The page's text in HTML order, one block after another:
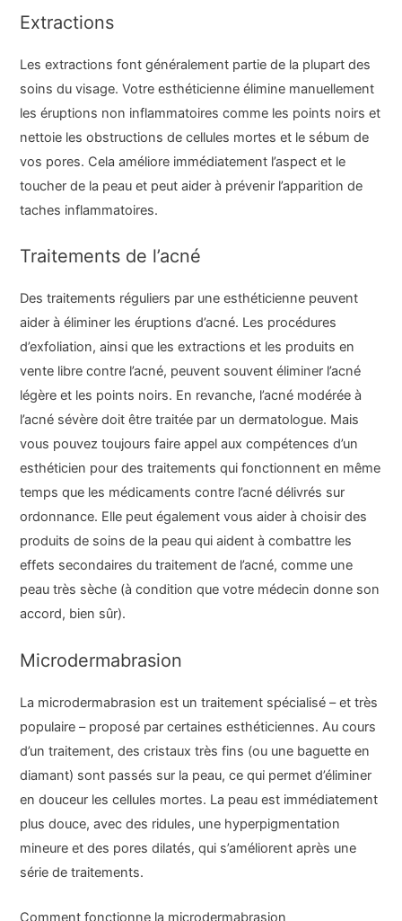
Extractions
Les extractions font généralement partie de la plupart des
soins du visage. Votre esthéticienne élimine manuellement
les éruptions non inflammatoires comme les points noirs et
nettoie les obstructions de cellules mortes et le sébum de
vos pores. Cela améliore immédiatement l’aspect et le
toucher de la peau et peut aider à prévenir l’apparition de
taches inflammatoires.
Traitements de l’acné
Des traitements réguliers par une esthéticienne peuvent
aider à éliminer les éruptions d’acné. Les procédures
d’exfoliation, ainsi que les extractions et les produits en
vente libre contre l’acné, peuvent souvent éliminer l’acné
légère et les points noirs. En revanche, l’acné modérée à
l’acné sévère doit être traitée par un dermatologue. Mais
vous pouvez toujours faire appel aux compétences d’un
esthéticien pour des traitements qui fonctionnent en même
temps que les médicaments contre l’acné délivrés sur
ordonnance. Elle peut également vous aider à choisir des
produits de soins de la peau qui aident à combattre les
effets secondaires du traitement de l’acné, comme une
peau très sèche (à condition que votre médecin donne son
accord, bien sûr).
Microdermabrasion
La microdermabrasion est un traitement spécialisé – et très
populaire – proposé par certaines esthéticiennes. Au cours
d’un traitement, des cristaux très fins (ou une baguette en
diamant) sont passés sur la peau, ce qui permet d’éliminer
en douceur les cellules mortes. La peau est immédiatement
plus douce, avec des ridules, une hyperpigmentation
mineure et des pores dilatés, qui s’améliorent après une
série de traitements.
Comment fonctionne la microdermabrasion